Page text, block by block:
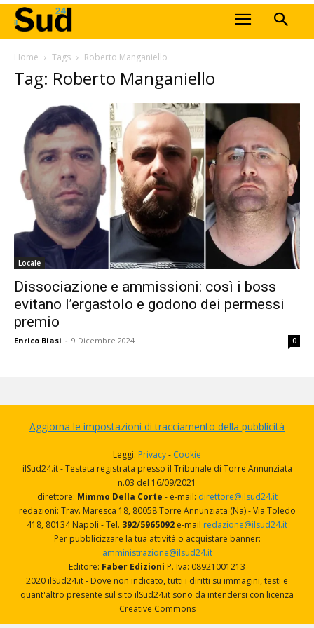
Home Tags Roberto Manganiello
Tag: Roberto Manganiello
Locale
Dissociazione e ammissioni: così i boss
evitano l’ergastolo e godono dei permessi
premio
Enrico Biasi - 9 Dicembre 2024 0
Aggiorna le impostazioni di tracciamento della pubblicità
Leggi: Privacy- Cookie
ilSud24.it - Testata registrata presso il Tribunale di Torre Annunziata
n.03 del 16/09/2021
direttore: Mimmo Della Corte - e-mail: direttore@ilsud24.it
redazioni: Trav. Maresca 18, 80058 Torre Annunziata (Na) - Via Toledo
418, 80134 Napoli - Tel. 392/5965092 e-mail redazione@ilsud24.it
Per pubblicizzare la tua attività o acquistare banner:
amministrazione@ilsud24.it
Editore: Faber Edizioni P. Iva: 08921001213
2020 ilSud24.it - Dove non indicato, tutti i diritti su immagini, testi e
quant'altro presente sul sito ilSud24.it sono da intendersi con licenza
Creative Commons